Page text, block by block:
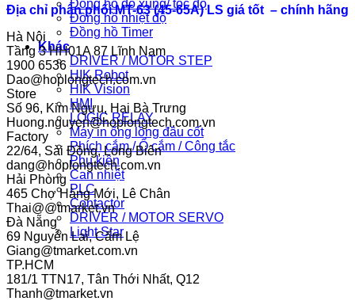
Đồng hồ đo xung/ tốc độ
Đồng hồ nhiệt độ
Đồng hồ Timer
Khác
DRIVER / MOTOR STEP
HIK Robot
HIK Vision
HMI
LOGIC RELAY
Máy in ống lồng đầu cốt
Phích cắm / Ổ cắm / Công tắc
Phụ kiện
Can nhiệt
PLC
Contactor
DRIVER / MOTOR SERVO
Light Star
Địa chỉ phân phối MT-63 (45-65A) LS giá tốt – chính hãng
Hà Nội
Tầng 3 HH01A 87 Lĩnh Nam
1900 6536
Dao@hoplongtech.com.vn
Store
Số 96, Kim Ngưu, Hai Bà Trưng
Huong.nguyen@hoplongtech.com.vn
Factory
22/64, Sài Đồng, Long Biên
dang@hoplongtech.com.vn
Hải Phòng
465 Chợ Hàng Mới, Lê Chân
Thai@@tmarket.vn
Đà Nẵng
69 Nguyễn Lai, Cẩm Lệ
Giang@tmarket.com.vn
TP.HCM
181/1 TTN17, Tân Thới Nhất, Q12
Thanh@tmarket.vn